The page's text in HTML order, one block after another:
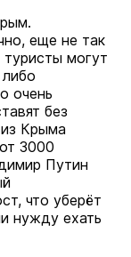
еще не так
туристы могут
очень
без
Крыма
3000
Путин
что уберёт
нужду ехать